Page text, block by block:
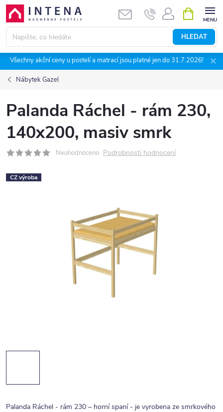
Přejít
obsah
HLEDAT
NÁKUPNÍ
KOŠÍK
Všechny akční ceny u postelí a matrací jsou platné jen do 31.7.2026!
Nábytek Gazel
Palanda Ráchel - rám 230,
140x200, masiv smrk
Neohodnoceno Podrobnosti hodnocení
CZ výroba
Palanda Ráchel - rám 230 – horní spaní - je vyrobena ze smrkového